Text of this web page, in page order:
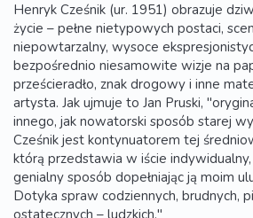
Henryk Cześnik (ur. 1951) obrazuje
życie – pełne nietypowych postaci,
niepowtarzalny, wysoce
bezpośrednio niesamowite wizje na
prześcieradło, znak drogowy i inne
artysta. Jak ujmuje to Jan Pruski,
innego, jak nowatorski sposób starej
Cześnik jest kontynuatorem tej
którą przedstawia w iście
genialny sposób dopełniając ją moim
Dotyka spraw codziennych, brudnych,